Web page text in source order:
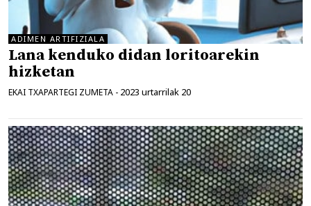
ADIMEN ARTIFIZIALA
Lana kenduko didan loritoarekin
hizketan
EKAI TXAPARTEGI ZUMETA - 2023 urtarrilak 20